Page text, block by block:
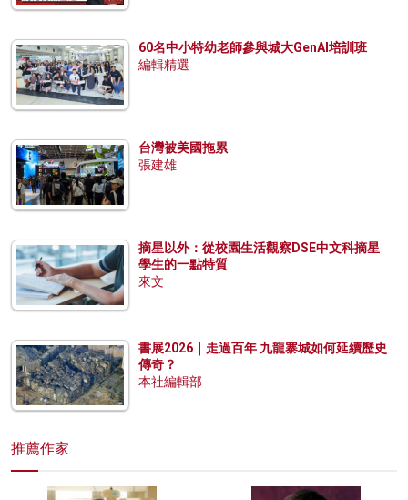
60名中小特幼老師參與城大GenAI培訓班
編輯精選
台灣被美國拖累
張建雄
摘星以外：從校園生活觀察DSE中文科摘星
學生的一點特質
來文
書展2026｜走過百年 九龍寨城如何延續歷史
傳奇？
本社編輯部
推薦作家